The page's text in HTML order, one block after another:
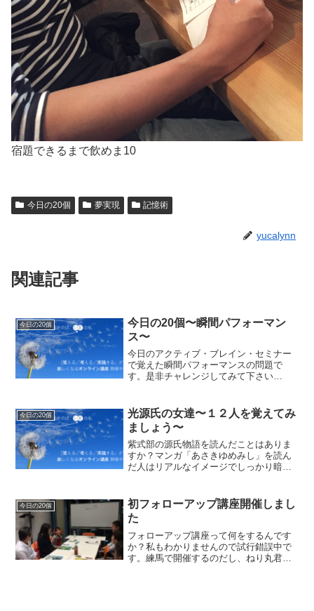
宿題できるまで飲めま10
今日の20個 夢実現 記憶術
yucalynn
関連記事
今日の20個
今日の20個〜瞬間パフォーマン
ス〜
今日のアクティブ・ブレイン・セミナー
で覚えた瞬間パフォーマンスの問題で
す。是非チャレンジしてみて下さい
宇宙８．スニーカー９．携帯電話１０．
先生１１．AKB48１...
今日の20個
光源氏の女達〜１２人を覚えてみ
ましょう〜
紫式部の源氏物語を読んだことはありま
すか？マンガ「あさきゆめみし」を読ん
だ人はリアルなイメージでしっかり暗記
ったのか逢ってみたいですね〜。そこで
「今日の２０個」は光源氏...
今日の20個
初フォローアップ講座開催しまし
た
フォローアップ講座って何をするんです
か？私もわかりませんので試行錯誤中で
す。練馬で開催するのだし、ねり丸君の